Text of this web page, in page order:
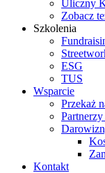
Uliczny
Zobacz
Szkolenia
ESG
TUS
Wsparcie
Przekaż
Kontakt